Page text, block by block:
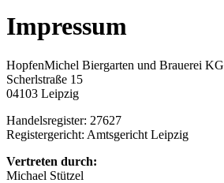
Impressum
HopfenMichel Biergarten und Brauerei KG
Scherlstraße 15
04103 Leipzig
Handelsregister: 27627
Registergericht: Amtsgericht Leipzig
Vertreten durch:
Michael Stützel